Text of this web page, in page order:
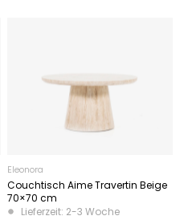
Eleonora
Couchtisch Aime Travertin Beige
70×70 cm
Lieferzeit: 2-3 Woche